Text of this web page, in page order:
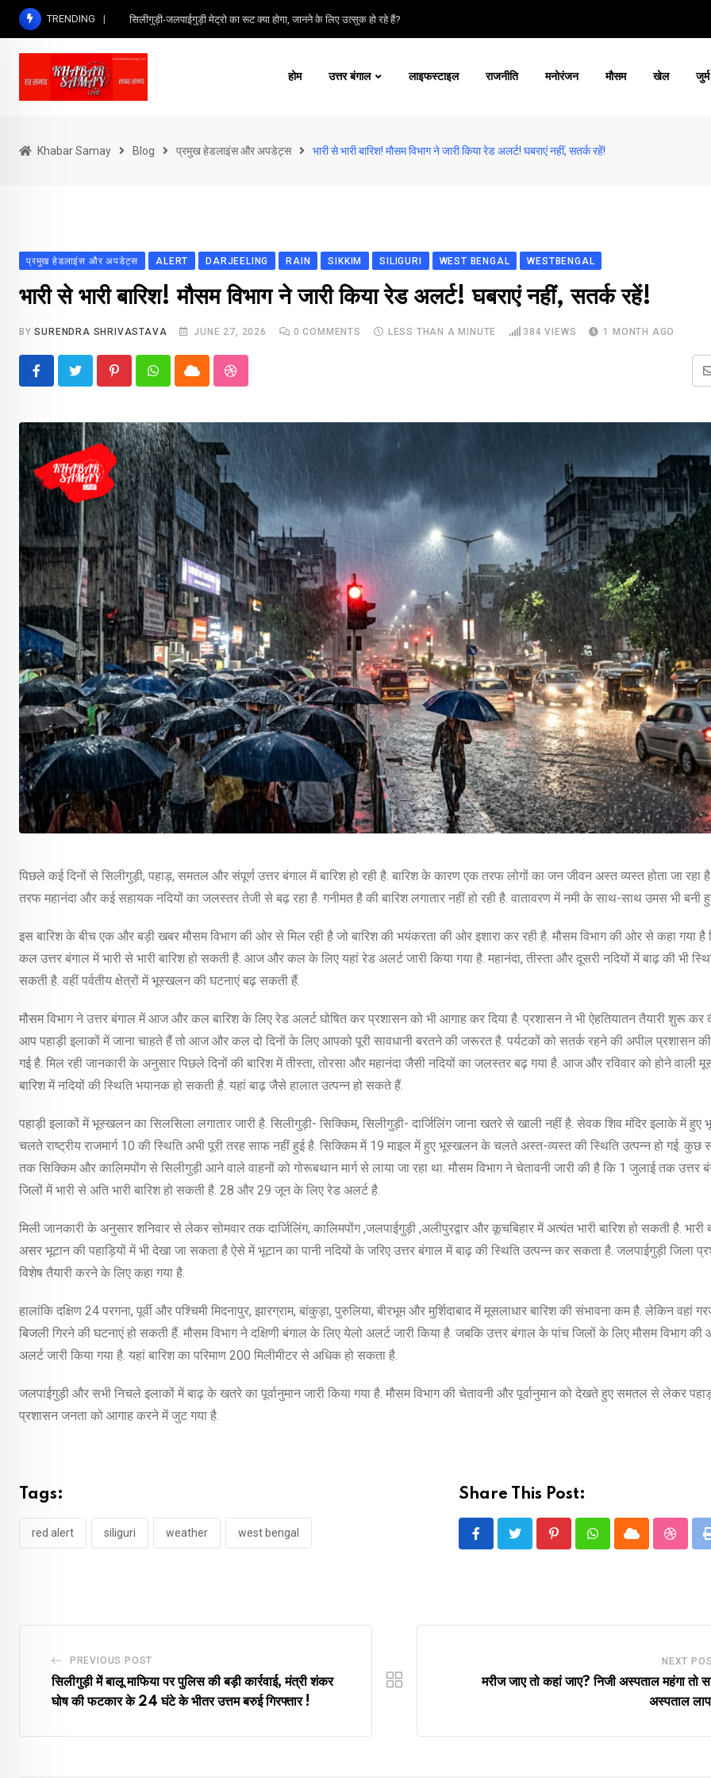
Skip
content
TRENDING सिलीगुड़ी-जलपाईगुड़ी मेट्रो का रूट क्या होगा, जानने के लिए उत्सुक हो रहे हैं?
होम उत्तर बंगाल लाइफस्टाइल राजनीति मनोरंजन मौसम खेल जुर्म
Khabar Samay Blog प्रमुख हेडलाइंस और अपडेट्स भारी से भारी बारिश! मौसम विभाग ने जारी किया रेड अलर्ट! घबराएं नहीं, सतर्क रहें!
प्रमुख हेडलाइंस और अपडेट्स ALERT DARJEELING RAIN SIKKIM SILIGURI WEST BENGAL WESTBENGAL
भारी से भारी बारिश! मौसम विभाग ने जारी किया रेड अलर्ट! घबराएं नहीं, सतर्क रहें!
BYSURENDRA SHRIVASTAVA JUNE 27, 2026 0 COMMENTS LESS THAN A MINUTE 384 VIEWS 1 MONTH AGO
PinterestWhatsappCloud StumbleUpon
पिछले कई दिनों से सिलीगुड़ी, पहाड़, समतल और संपूर्ण उत्तर बंगाल में बारिश हो रही है. बारिश के कारण एक तरफ लोगों का जन जीवन अस्त व्यस्त होता जा रहा है
तरफ महानंदा और कई सहायक नदियों का जलस्तर तेजी से बढ़ रहा है. गनीमत है की बारिश लगातार नहीं हो रही है. वातावरण में नमी के साथ-साथ उमस भी बनी
इस बारिश के बीच एक और बड़ी खबर मौसम विभाग की ओर से मिल रही है जो बारिश की भयंकरता की ओर इशारा कर रही है. मौसम विभाग की ओर से कहा गया
कल उत्तर बंगाल में भारी से भारी बारिश हो सकती है. आज और कल के लिए यहां रेड अलर्ट जारी किया गया है. महानंदा, तीस्ता और दूसरी नदियों में बाढ़ की भी
सकती है. वहीं पर्वतीय क्षेत्रों में भूस्खलन की घटनाएं बढ़ सकती हैं.
मौसम विभाग ने उत्तर बंगाल में आज और कल बारिश के लिए रेड अलर्ट घोषित कर प्रशासन को भी आगाह कर दिया है. प्रशासन ने भी ऐहतियातन तैयारी शुरू कर
आप पहाड़ी इलाकों में जाना चाहते हैं तो आज और कल दो दिनों के लिए आपको पूरी सावधानी बरतने की जरूरत है. पर्यटकों को सतर्क रहने की अपील प्रशासन
गई है. मिल रही जानकारी के अनुसार पिछले दिनों की बारिश में तीस्ता, तोरसा और महानंदा जैसी नदियों का जलस्तर बढ़ गया है. आज और रविवार को होने वाली
बारिश में नदियों की स्थिति भयानक हो सकती है. यहां बाढ़ जैसे हालात उत्पन्न हो सकते हैं.
पहाड़ी इलाकों में भूस्खलन का सिलसिला लगातार जारी है. सिलीगुड़ी- सिक्किम, सिलीगुड़ी- दार्जिलिंग जाना खतरे से खाली नहीं है. सेवक शिव मंदिर इलाके में
चलते राष्ट्रीय राजमार्ग 10 की स्थिति अभी पूरी तरह साफ नहीं हुई है. सिक्किम में 19 माइल में हुए भूस्खलन के चलते अस्त-व्यस्त की स्थिति उत्पन्न हो गई. कुछ
तक सिक्किम और कालिमपोंग से सिलीगुड़ी आने वाले वाहनों को गोरूबथान मार्ग से लाया जा रहा था. मौसम विभाग ने चेतावनी जारी की है कि 1 जुलाई तक उत्तर
जिलों में भारी से अति भारी बारिश हो सकती है. 28 और 29 जून के लिए रेड अलर्ट है.
मिली जानकारी के अनुसार शनिवार से लेकर सोमवार तक दार्जिलिंग, कालिमपोंग ,जलपाईगुड़ी ,अलीपुरद्वार और कूचबिहार में अत्यंत भारी बारिश हो सकती है. भारी
असर भूटान की पहाड़ियों में भी देखा जा सकता है ऐसे में भूटान का पानी नदियों के जरिए उत्तर बंगाल में बाढ़ की स्थिति उत्पन्न कर सकता है. जलपाईगुड़ी जिला
विशेष तैयारी करने के लिए कहा गया है.
हालांकि दक्षिण 24 परगना, पूर्वी और पश्चिमी मिदनापुर, झारग्राम, बांकुड़ा, पुरुलिया, बीरभूम और मुर्शिदाबाद में मूसलाधार बारिश की संभावना कम है. लेकिन वहां
बिजली गिरने की घटनाएं हो सकती हैं. मौसम विभाग ने दक्षिणी बंगाल के लिए येलो अलर्ट जारी किया है. जबकि उत्तर बंगाल के पांच जिलों के लिए मौसम विभाग
अलर्ट जारी किया गया है. यहां बारिश का परिमाण 200 मिलीमीटर से अधिक हो सकता है.
जलपाईगुड़ी और सभी निचले इलाकों में बाढ़ के खतरे का पूर्वानुमान जारी किया गया है. मौसम विभाग की चेतावनी और पूर्वानुमान को देखते हुए समतल से लेकर
प्रशासन जनता को आगाह करने में जुट गया है.
Tags:
red alert siliguri weather west bengal
Share This Post:
PinterestWhatsappCloud
PREVIOUS POST
सिलीगुड़ी में बालू माफिया पर पुलिस की बड़ी कार्रवाई, मंत्री शंकर
घोष की फटकार के 24 घंटे के भीतर उत्तम बरुई गिरफ्तार !
NEXT
मरीज जाए तो कहां जाए? निजी अस्पताल महंगा तो
अस्पताल